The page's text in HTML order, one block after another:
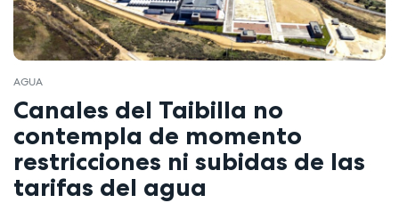
AGUA
Canales del Taibilla no
contempla de momento
restricciones ni subidas de las
tarifas del agua